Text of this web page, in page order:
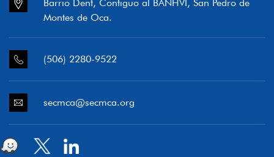
Barrio Dent, Contiguo al BANHVI, San Pedro de
Montes de Oca.
(506) 2280-9522
secmca@secmca.org